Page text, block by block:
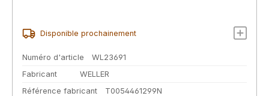
Disponible prochainement
Numéro d'article
WL23691
Fabricant
WELLER
Référence fabricant
T0054461299N